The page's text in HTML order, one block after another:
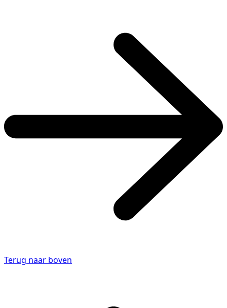
Terug naar boven